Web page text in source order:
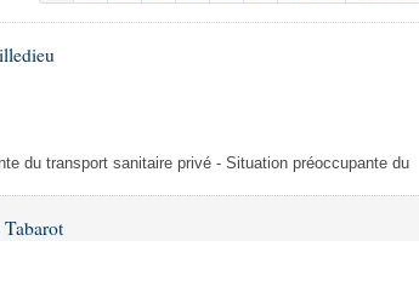
du transport sanitaire privé - Situation préoccupante du